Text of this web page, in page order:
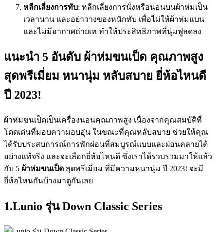
หลีกเลี่ยงการทับ: หลีกเลี่ยงการนั่งหรือนอนบนผ้าห่มเป็น
เวลานาน และอย่าวางของหนักทับ เพื่อไม่ให้ผ้าห่มแบน
และไม่มีอากาศถ่ายเท ทำให้ประสิทธิภาพที่นุ่มฟูลดลง
แนะนำ 5 อันดับ ผ้าห่มขนเป็ด คุณภาพสูง
สุดพรีเมี่ยม หนานุ่ม หลับสบาย ยี่ห้อไหนดี
ปี 2023!
ผ้าห่มขนเป็ดเป็นเครื่องนอนคุณภาพสูง เนื่องจากคุณสมบัติที่
โดดเด่นที่มอบความอบอุ่น ในขณะที่คุณหลับสบาย ช่วยให้คุณ
ได้รับประสบการณ์การพักผ่อนที่สมบูรณ์แบบและผ่อนคลายได้
อย่างแท้จริง และจะเลือกยี่ห้อไหนดี ซึ่งเราได้รวบรวมมาให้แล้ว
กับ 5 ผ้าห่มขนเป็ด สุดพรีเมี่ยม ที่มีความหนานุ่ม ปี 2023! จะมี
ยี่ห้อไหนกันบ้างมาดูกันเลย
1.Lunio รุ่น Down Classic Series